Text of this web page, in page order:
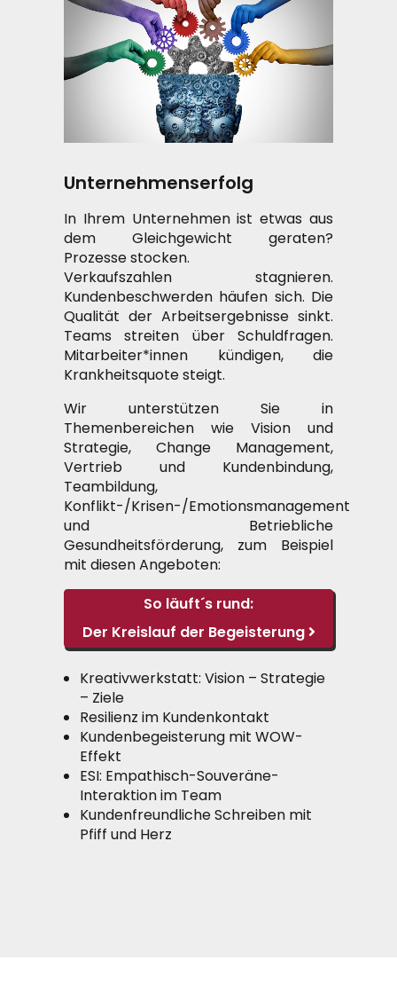
Unternehmenserfolg
In Ihrem Unternehmen ist etwas aus
dem Gleichgewicht geraten?
Prozesse stocken.
Verkaufszahlen stagnieren.
Kundenbeschwerden häufen sich. Die
Qualität der Arbeitsergebnisse sinkt.
Teams streiten über Schuldfragen.
Mitarbeiter*innen kündigen, die
Krankheitsquote steigt.
Wir unterstützen Sie in
Themenbereichen wie Vision und
Strategie, Change Management,
Vertrieb und Kundenbindung,
Teambildung,
Konflikt-/Krisen-/Emotionsmanagement
und Betriebliche
Gesundheitsförderung, zum Beispiel
mit diesen Angeboten:
So läuft´s rund:
Der Kreislauf der Begeisterung
Kreativwerkstatt: Vision – Strategie
– Ziele
Resilienz im Kundenkontakt
Kundenbegeisterung mit WOW-
Effekt
ESI: Empathisch-Souveräne-
Interaktion im Team
Kundenfreundliche Schreiben mit
Pfiff und Herz